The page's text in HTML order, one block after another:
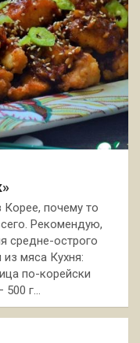
Корее, почему то
Рекомендую,
средне-острого
из мяса Кухня:
по-корейски
500 г…